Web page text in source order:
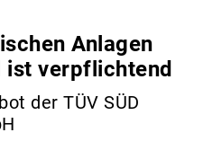
Anlagen
verpflichtend
der TÜV SÜD